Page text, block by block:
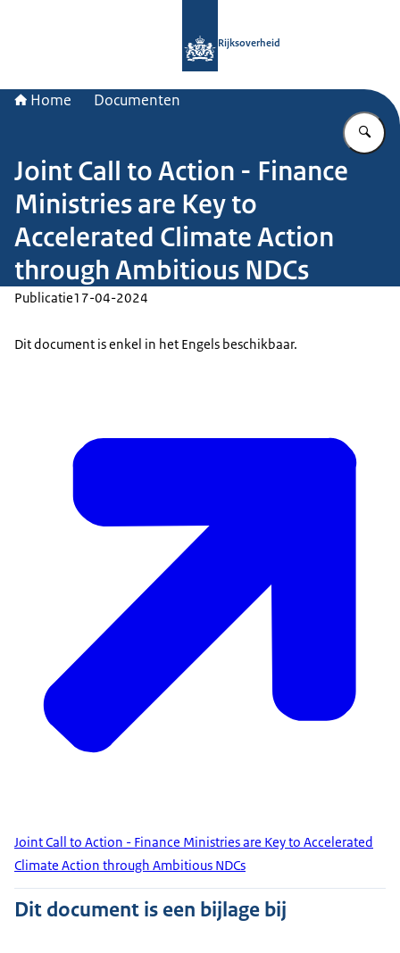
Rijksoverheid
Home Documenten
Joint Call to Action - Finance
Ministries are Key to
Accelerated Climate Action
through Ambitious NDCs
Publicatie17-04-2024
Dit document is enkel in het Engels beschikbaar.
Joint Call to Action - Finance Ministries are Key to Accelerated
Climate Action through Ambitious NDCs
Dit document is een bijlage bij